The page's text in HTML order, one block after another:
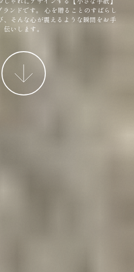
ンドです。
心を贈ることのすばらし
、そんな心が震えるような瞬間をお手
伝いします。